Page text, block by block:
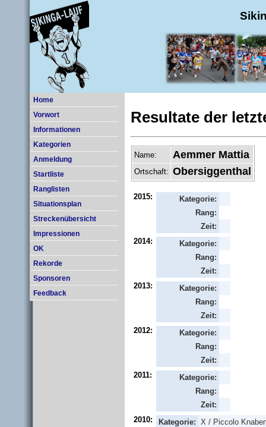
Home
Vorwort
Informationen
Kategorien
Anmeldung
Startliste
Ranglisten
Situationsplan
Streckenübersicht
Impressionen
OK
Rekorde
Sponsoren
Feedback
Resultate der
Name: Aemmer Mattia
Ortschaft: Obersiggenthal
2015:
Kategorie:
Rang:
Zeit:
2014:
Kategorie:
Rang:
Zeit:
2013:
Kategorie:
Rang:
Zeit:
2012:
Kategorie:
Rang:
Zeit:
2011:
Kategorie:
Rang:
Zeit:
2010:
Kategorie: X / Piccolo